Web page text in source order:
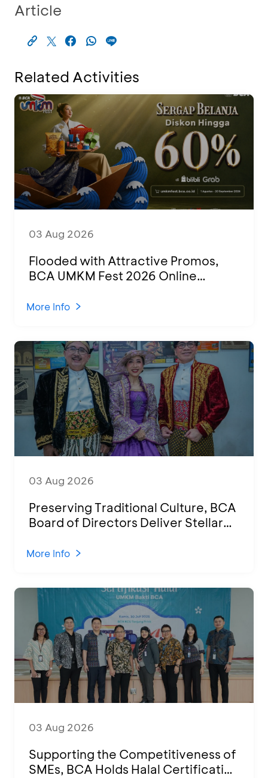
Article
Related Activities
03 Aug 2026
Flooded with Attractive Promos,
BCA UMKM Fest 2026 Online
Various Regions
More Info
03 Aug 2026
Preserving Traditional Culture, BCA
Board of Directors Deliver Stellar
2026
More Info
03 Aug 2026
Supporting the Competitiveness of
SMEs, BCA Holds Halal Certification